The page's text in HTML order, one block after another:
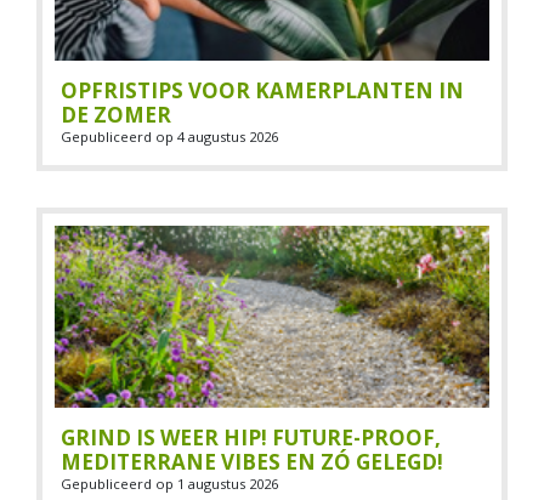
OPFRISTIPS VOOR KAMERPLANTEN IN
DE ZOMER
Gepubliceerd op 4 augustus 2026
GRIND IS WEER HIP! FUTURE-PROOF,
MEDITERRANE VIBES EN ZÓ GELEGD!
Gepubliceerd op 1 augustus 2026